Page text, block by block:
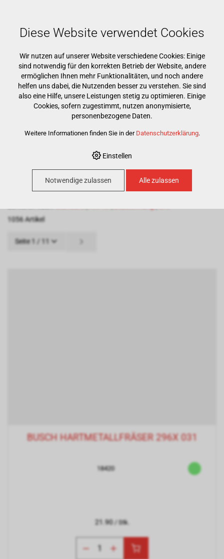
E-SHOP › PRAXIS› ROTIERENDE INSTRUMENTE›DIAMANTEN
Diamanten
100
1056 Artikel
Seite 1 / 11
BUSCH HARTMETALLFRÄSER 296X 031
18420
21.90/ Stk.
Diese Website verwendet Cookies
Wir nutzen auf unserer Website verschiedene Cookies: Einige
sind notwendig für den korrekten Betrieb der Website, andere
ermöglichen Ihnen mehr Funktionalitäten, und noch andere
helfen uns dabei, die Nutzenden besser zu verstehen. Sie sind
also eine Hilfe, unsere Leistungen stetig zu optimieren. Einige
Cookies, sofern zugestimmt, nutzen anonymisierte,
personenbezogene Daten.
Weitere Informationen finden Sie in der Datenschutzerklärung.
Einstellen
Notwendige zulassen Alle zulassen